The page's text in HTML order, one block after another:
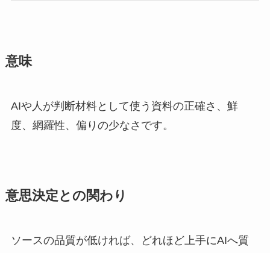
意味
AIや人が判断材料として使う資料の正確さ、鮮
度、網羅性、偏りの少なさです。
意思決定との関わり
ソースの品質が低ければ、どれほど上手にAIへ質